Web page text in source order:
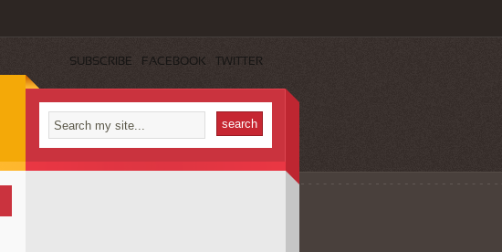
SUBSCRIBE FACEBOOK TWITTER